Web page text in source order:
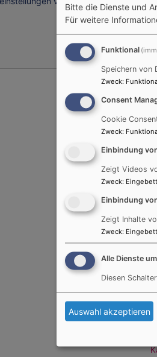
Bitte die Dienste und
Für weitere
Funktional
Speichern von
Zweck:
Consent
Cookie
Zweck:
Einbindung
Zeigt Videos
Zweck:
Einbindung
Zeigt Inhalte
Zweck:
Alle Dienste
Diesen
Auswahl akzeptieren